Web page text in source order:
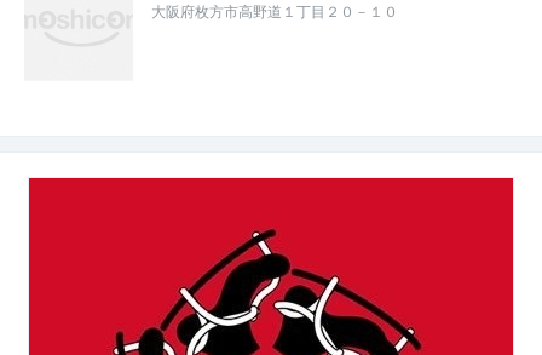
大阪府枚方市高野道１丁目２０－１０